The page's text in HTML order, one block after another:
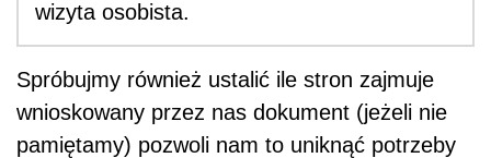
wizyta osobista.
Spróbujmy również ustalić ile stron zajmuje
wnioskowany przez nas dokument (jeżeli nie
pamiętamy) pozwoli nam to uniknąć potrzeby